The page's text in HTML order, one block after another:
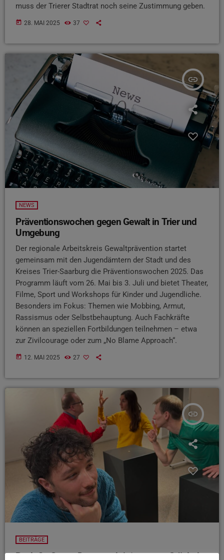
muss der Trierer Stadtrat noch seine Zustimmung geben.
today 28. MAI 2025 37
insert_link
NEWS
Präventionswochen gegen Gewalt in Trier und
Umgebung
Der regionale Arbeitskreis Gewaltprävention startet
gemeinsam mit den Jugendämtern der Stadt und des
Kreises Trier-Saarburg die Präventionswochen 2025. Das
Programm läuft vom 26. Mai bis 3. Juli und bietet Theater,
Filme, Sport und Workshops für Kinder und Jugendliche.
Besonders im Fokus: Themen wie Mobbing, Armut,
Rassismus oder Selbstbehauptung. Auch Fachkräfte
können an speziellen Fortbildungen teilnehmen – etwa
zur Zivilcourage oder zum „No Blame Approach“.
today 12. MAI 2025 27
insert_link
BEITRÄGE
Back On Stage: Darum geht’s im neuen Stück des